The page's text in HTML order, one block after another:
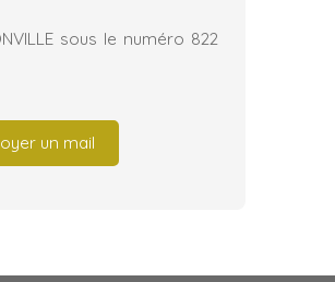
sous le numéro 822
un mail